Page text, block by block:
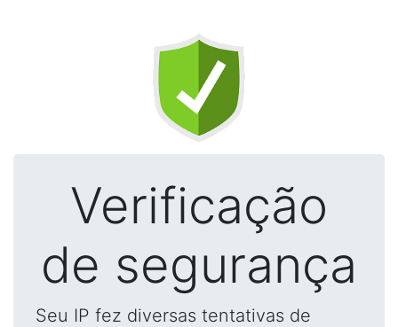
Verificação
de segurança
Seu IP fez diversas tentativas de